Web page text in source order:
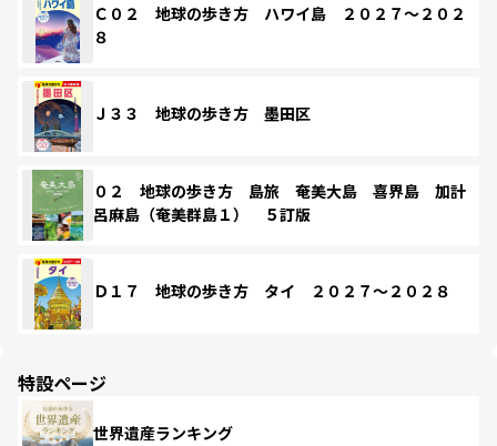
Ｃ０２ 地球の歩き方 ハワイ島 ２０２７～２０２
８
Ｊ３３ 地球の歩き方 墨田区
０２ 地球の歩き方 島旅 奄美大島 喜界島 加計
呂麻島（奄美群島１） ５訂版
Ｄ１７ 地球の歩き方 タイ ２０２７～２０２８
特設ページ
世界遺産ランキング